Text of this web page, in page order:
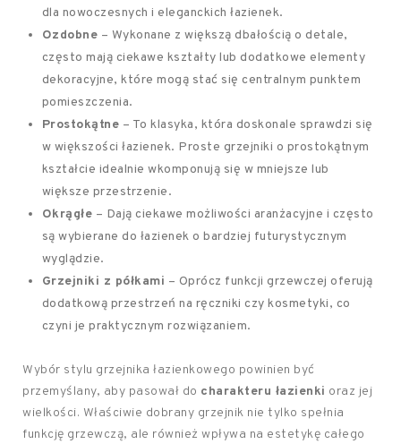
dla nowoczesnych i eleganckich łazienek.
Ozdobne – Wykonane z większą dbałością o detale,
często mają ciekawe kształty lub dodatkowe elementy
dekoracyjne, które mogą stać się centralnym punktem
pomieszczenia.
Prostokątne – To klasyka, która doskonale sprawdzi się
w większości łazienek. Proste grzejniki o prostokątnym
kształcie idealnie wkomponują się w mniejsze lub
większe przestrzenie.
Okrągłe – Dają ciekawe możliwości aranżacyjne i często
są wybierane do łazienek o bardziej futurystycznym
wyglądzie.
Grzejniki z półkami – Oprócz funkcji grzewczej oferują
dodatkową przestrzeń na ręczniki czy kosmetyki, co
czyni je praktycznym rozwiązaniem.
Wybór stylu grzejnika łazienkowego powinien być
przemyślany, aby pasował do charakteru łazienki oraz jej
wielkości. Właściwie dobrany grzejnik nie tylko spełnia
funkcję grzewczą, ale również wpływa na estetykę całego